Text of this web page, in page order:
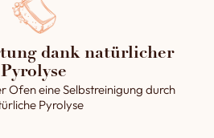
dank natürlicher
Pyrolyse
Ofen eine Selbstreinigung durch
Pyrolyse